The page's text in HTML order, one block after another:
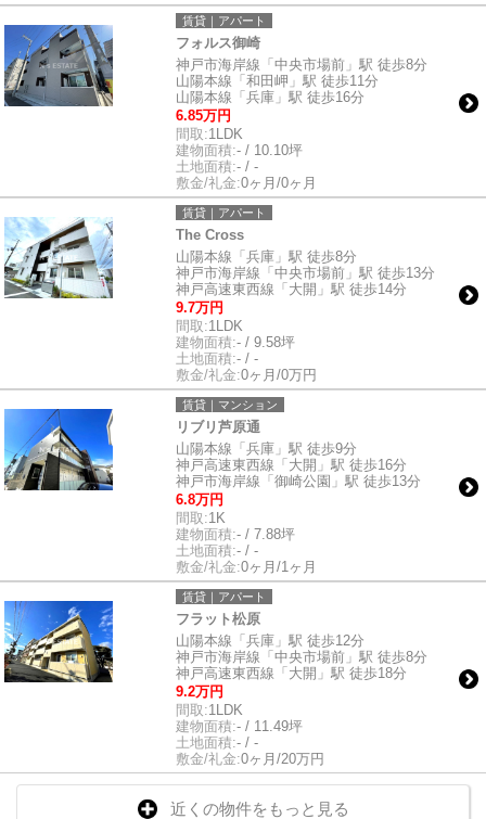
賃貸｜アパート
フォルス御崎
神戸市海岸線「中央市場前」駅 徒歩8分
山陽本線「和田岬」駅 徒歩11分
山陽本線「兵庫」駅 徒歩16分
6.85万円
間取:1LDK
建物面積:- / 10.10坪
土地面積:- / -
敷金/礼金:0ヶ月/0ヶ月
賃貸｜アパート
The Cross
山陽本線「兵庫」駅 徒歩8分
神戸市海岸線「中央市場前」駅 徒歩13分
神戸高速東西線「大開」駅 徒歩14分
9.7万円
間取:1LDK
建物面積:- / 9.58坪
土地面積:- / -
敷金/礼金:0ヶ月/0万円
賃貸｜マンション
リブリ芦原通
山陽本線「兵庫」駅 徒歩9分
神戸高速東西線「大開」駅 徒歩16分
神戸市海岸線「御崎公園」駅 徒歩13分
6.8万円
間取:1K
建物面積:- / 7.88坪
土地面積:- / -
敷金/礼金:0ヶ月/1ヶ月
賃貸｜アパート
フラット松原
山陽本線「兵庫」駅 徒歩12分
神戸市海岸線「中央市場前」駅 徒歩8分
神戸高速東西線「大開」駅 徒歩18分
9.2万円
間取:1LDK
建物面積:- / 11.49坪
土地面積:- / -
敷金/礼金:0ヶ月/20万円
近くの物件をもっと見る